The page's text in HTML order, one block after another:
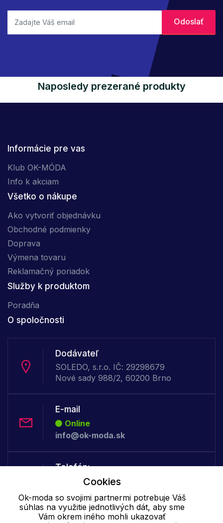
Naposledy prezerané produkty
Informácie pre vas
Klub OK-MÓDA
Info k akciam
Všetko o nákupe
Ako vytvoriť objednávku
Obchodné podmienky
Doprava
Výmena tovaru
Reklamačný poriadok
Služby k produktom
Poradňa
O spoločnosti
Dodávateľ
SOLEDO, s.r.o. IČ: 29298679
Nové sady 988/2, 60200 Brno
E-mail
Online
info@ok-moda.sk
Telefón:
OfflineCookies
Ok-moda so svojimi partnermi potrebuje Váš
súhlas na využitie jednotlivých dát, aby sme
Vám okrem iného mohli ukazovať